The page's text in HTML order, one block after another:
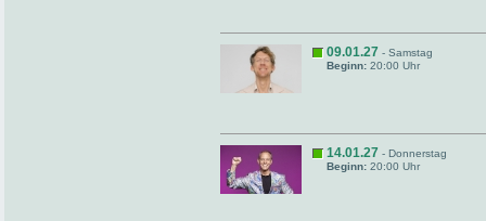
09.01.27 - Samstag
Beginn: 20:00 Uhr
14.01.27 - Donnerstag
Beginn: 20:00 Uhr